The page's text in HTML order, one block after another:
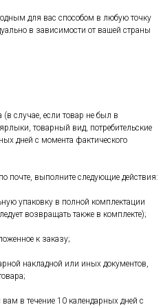
для вас способом в любую точку
в зависимости от вашей страны
случае, если товар не был в
товарный вид, потребительские
дней с момента фактического
почте, выполните следующие действия:
упаковку в полной комплектации
возвращать также в комплекте);
к заказу;
накладной или иных документов,
в течение 10 календарных дней с